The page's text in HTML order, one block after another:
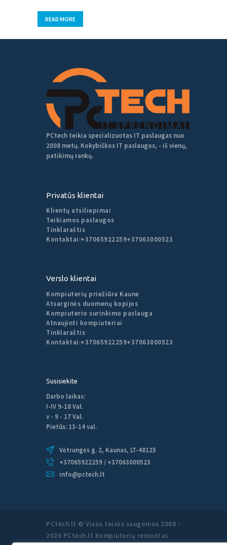
READ MORE
PCtech teikia specializuotas IT paslaugas nuo
2008 metų. Kokybiškos IT paslaugos, - iš vienų,
patikimų rankų.
Privatūs klientai
Klientų atsiliepimai
Teikiamos paslaugos
Tinklaraštis
Kontaktai:+37065922259+37063000523
Verslo klientai
Kompiuterių priežiūra Kaune
Atsarginės duomenų kopijos
Kompiuterio surinkimo paslauga
Atnaujinti kompiuteriai
Tinklaraštis
Kontaktai:+37065922259+37063000523
Susisiekite
Darbo laikas:
I-IV 9-18 Val.
v - 9 - 17 Val.
Pietūs: 13-14 val.
Vėtrungės g. 2, Kaunas, LT-48125
+37065922259 / +37063000523
info@pctech.lt
PCtech.lt © Visos teisės saugomos 2008 -
2026 PCtech.lt kompiuterių remontas